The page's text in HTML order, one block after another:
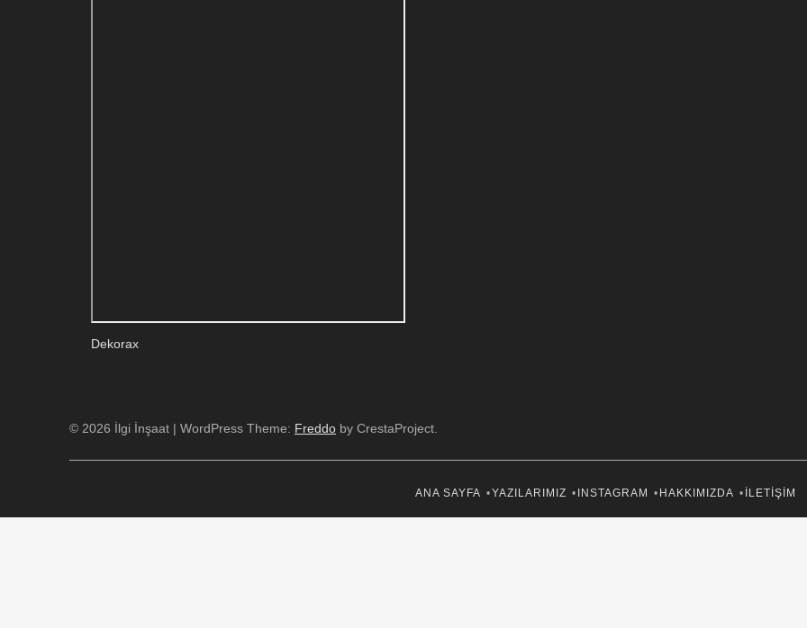
Dekorax
© 2026 İlgi İnşaat | WordPress Theme: Freddo by CrestaProject.
ANA SAYFA YAZILARIMIZ INSTAGRAM HAKKIMIZDA İLETIŞIM